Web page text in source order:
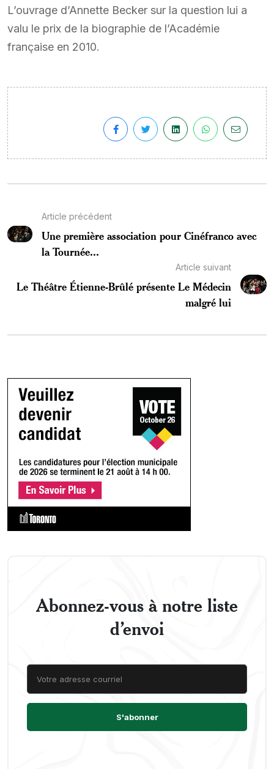
L’ouvrage d’Annette Becker sur la question lui a
valu le prix de la biographie de l’Académie
française en 2010.
Article précédent
Une première association pour Cinéfranco avec
la Tournée...
Article suivant
Le Théâtre Étienne-Brûlé présente Le Médecin
malgré lui
Abonnez-vous à notre liste
d’envoi